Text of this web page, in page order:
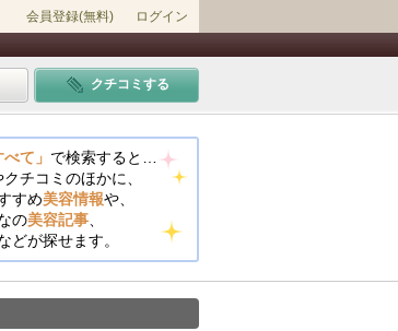
会員登録(無料) ログイン
クチコミする
て」 で検索すると…
チコミのほかに、
すめ美容情報や、
の美容記事
どが探せます。